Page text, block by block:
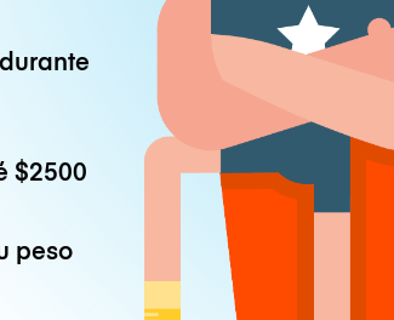
$2500
peso